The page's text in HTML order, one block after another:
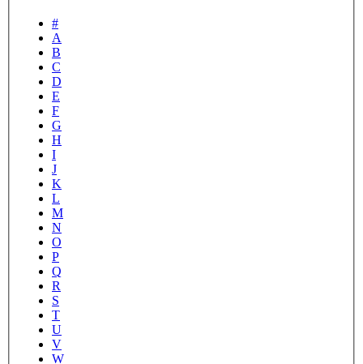
#
A
B
C
D
E
F
G
H
I
J
K
L
M
N
O
P
Q
R
S
T
U
V
W